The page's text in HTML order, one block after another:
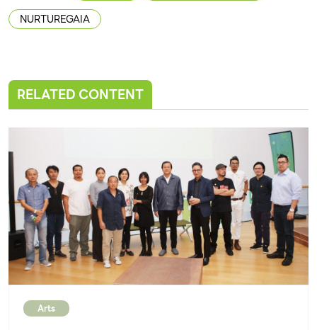
NURTUREGAIA
RELATED CONTENT
Arts